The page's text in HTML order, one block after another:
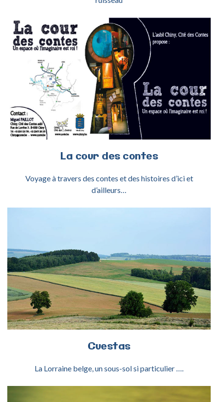
ACTIVITÉ COUR DES CONTES
La cour des contes
Voyage à travers des contes et des histoires d’ici et
d’ailleurs…
ACTIVITÉ CUESTAS
Cuestas
La Lorraine belge, un sous-sol si particulier ….